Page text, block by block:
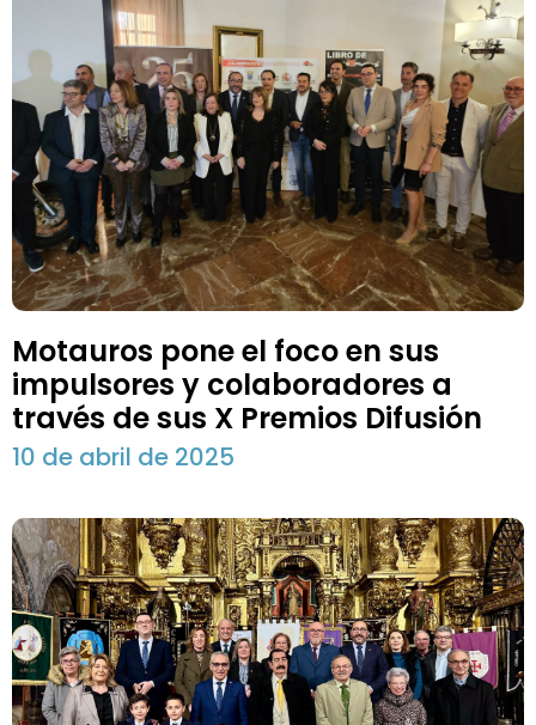
Motauros pone el foco en sus
impulsores y colaboradores a
través de sus X Premios Difusión
10 de abril de 2025